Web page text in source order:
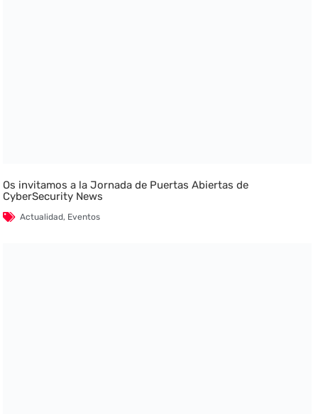
Os invitamos a la Jornada de Puertas Abiertas de
CyberSecurity News
Actualidad, Eventos